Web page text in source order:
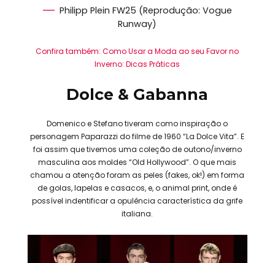
Philipp Plein FW25 (Reprodução: Vogue
Runway)
Confira também: Como Usar a Moda ao seu Favor no
Inverno: Dicas Práticas
Dolce & Gabanna
Domenico e Stefano tiveram como inspiração o
personagem Paparazzi do filme de 1960 “La Dolce Vita”. E
foi assim que tivemos uma coleção de outono/inverno
masculina aos moldes “Old Hollywood”. O que mais
chamou a atenção foram as peles (fakes, ok!) em forma
de golas, lapelas e casacos, e, o animal print, onde é
possível indentificar a opulência característica da grife
italiana.